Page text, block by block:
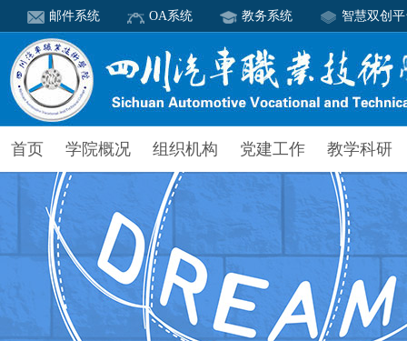
邮件系统 OA系统 教务系统 智慧双创
首页 学院概况 组织机构 党建工作 教学科研